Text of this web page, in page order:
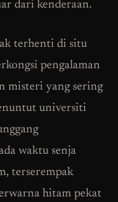
dari kenderaan.
terhenti di situ
pengalaman
misteri yang sering
universiti
waktu senja
terserempak
hitam pekat